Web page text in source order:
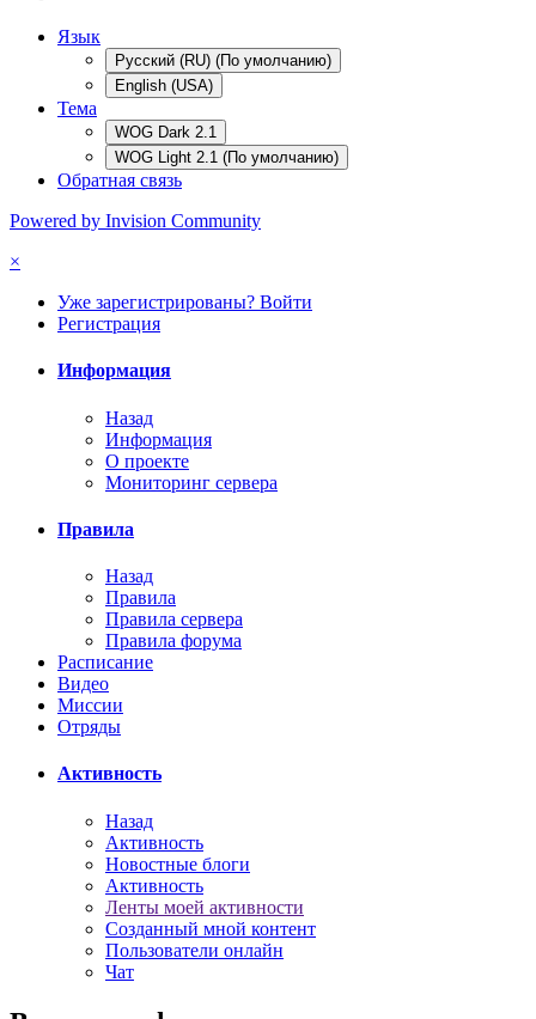
Язык
Русский (RU) (По умолчанию)
English (USA)
Тема
WOG Dark 2.1
WOG Light 2.1 (По умолчанию)
Обратная связь
Powered by Invision Community
×
Уже зарегистрированы? Войти
Регистрация
Информация
Назад
Информация
О проекте
Мониторинг сервера
Правила
Назад
Правила
Правила сервера
Правила форума
Расписание
Видео
Миссии
Отряды
Активность
Назад
Активность
Новостные блоги
Активность
Ленты моей активности
Созданный мной контент
Пользователи онлайн
Чат